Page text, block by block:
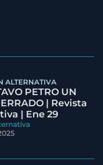
ALTERNATIVA
PETRO UN
| Revista
| Ene 29